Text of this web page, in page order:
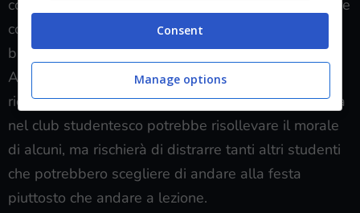
come il dormitorio che man mano potremo migliorare
con oggetti nuovi come ad esempio il tavolo da
biliardo o con un classico cabinato a gettoni.
Attenzione però a non creare troppe attività
ricreative per i nostri studenti, ad esempio una festa
nel club studentesco potrebbe risollevare il morale
di alcuni, ma rischierà di distrarre tanti altri studenti
che potrebbero scegliere di andare alla festa
piuttosto che andare a lezione.
Consent
Manage options